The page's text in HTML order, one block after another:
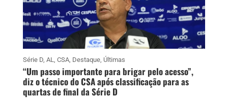
Série D, AL, CSA, Destaque, Últimas
“Um passo importante para brigar pelo acesso”,
diz o técnico do CSA após classificação para as
quartas de final da Série D